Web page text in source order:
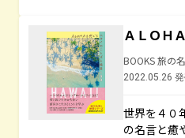
ＡＬＯＨ
BOOKS 旅の
2022.05.26
世界を４０
の名言と癒